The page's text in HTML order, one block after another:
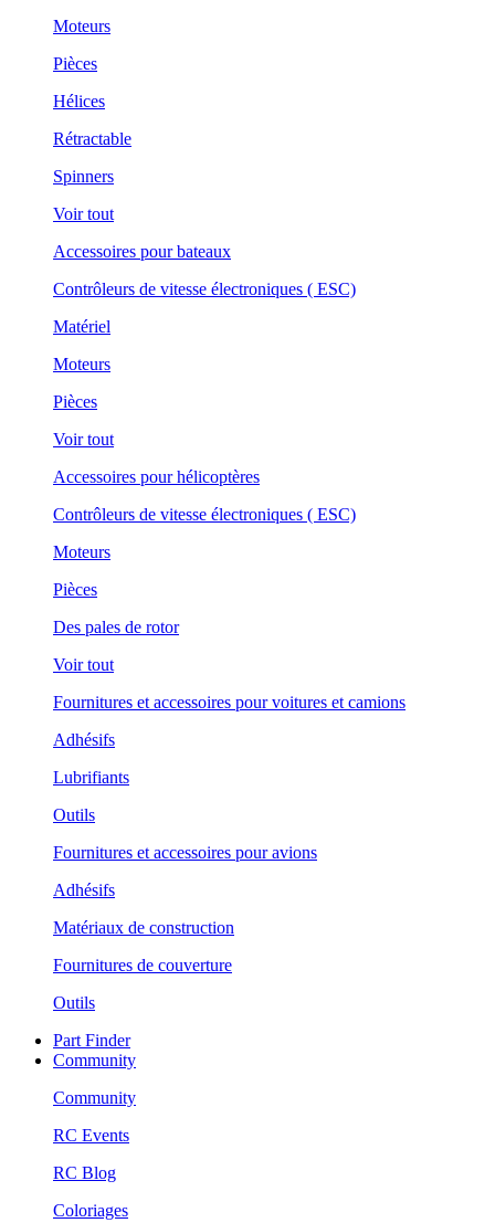
Moteurs
Pièces
Hélices
Rétractable
Spinners
Voir tout
Accessoires pour bateaux
Contrôleurs de vitesse électroniques ( ESC)
Matériel
Moteurs
Pièces
Voir tout
Accessoires pour hélicoptères
Contrôleurs de vitesse électroniques ( ESC)
Moteurs
Pièces
Des pales de rotor
Voir tout
Fournitures et accessoires pour voitures et camions
Adhésifs
Lubrifiants
Outils
Fournitures et accessoires pour avions
Adhésifs
Matériaux de construction
Fournitures de couverture
Outils
Part Finder
Community
Community
RC Events
RC Blog
Coloriages